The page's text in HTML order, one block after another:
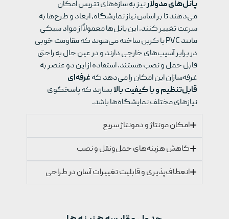
پانل‌های مدولارنیز به سازه‌های تتریس امکان
می‌دهند تا بر اساس نیاز نمایشگاه، ابعاد و طرح‌ها به
سرعت تغییر کنند. این پانل‌ها معمولاً از مواد سبکی
مانند
یا کربن ساخته می‌شوند که مقاومت خوبی
در برابر آسیب‌های خارجی دارند و در عین حال به راحتی
قابل حمل و نصب هستند. استفاده از این دو عنصر به
غرفه‌سازان این امکان را می‌دهد کهغرفه‌ای
قابل‌تنظیم و با کیفیت بالابسازند که پاسخگوی
نیازهای مختلف نمایشگاه‌ها باشد.
امکان مونتاژ و دمونتاژ سریع
کاهش هزینه‌های حمل‌ونقل و نصب
انعطاف‌پذیری و قابلیت تغییرات آسان در طراحی